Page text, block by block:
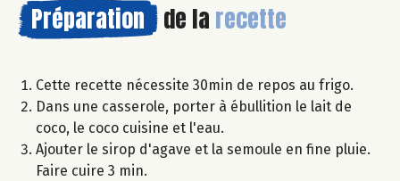
Préparation de la recette
Cette recette nécessite 30min de repos au frigo.
Dans une casserole, porter à ébullition le lait de
coco, le coco cuisine et l'eau.
Ajouter le sirop d'agave et la semoule en fine pluie.
Faire cuire 3 min.